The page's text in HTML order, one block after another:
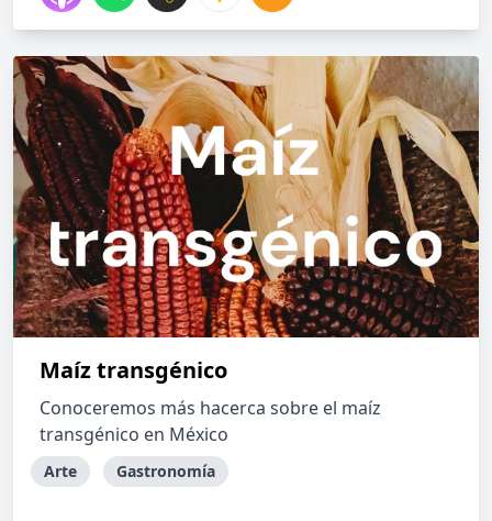
Maíz transgénico
Conoceremos más hacerca sobre el maíz
transgénico en México
Arte Gastronomía